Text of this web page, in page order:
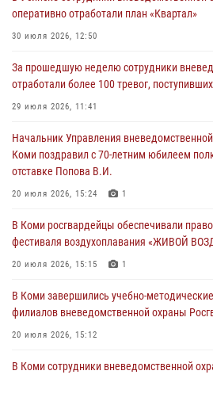
оперативно отработали план «Квартал»
30 июля 2026, 12:50
За прошедшую неделю сотрудники
отработали более 100 тревог,
29 июля 2026, 11:41
Начальник Управления
Коми поздравил с 70-летним юбилеем
отставке Попова В.И.
20 июля 2026, 15:24 1
В Коми росгвардейцы обеспечивали
фестиваля воздухоплавания «ЖИВОЙ
20 июля 2026, 15:15 1
В Коми завершились учебно-
филиалов вневедомственной охраны
20 июля 2026, 15:12
В Коми сотрудники вневедомственной